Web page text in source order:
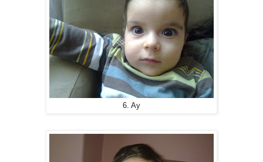
6. Ay